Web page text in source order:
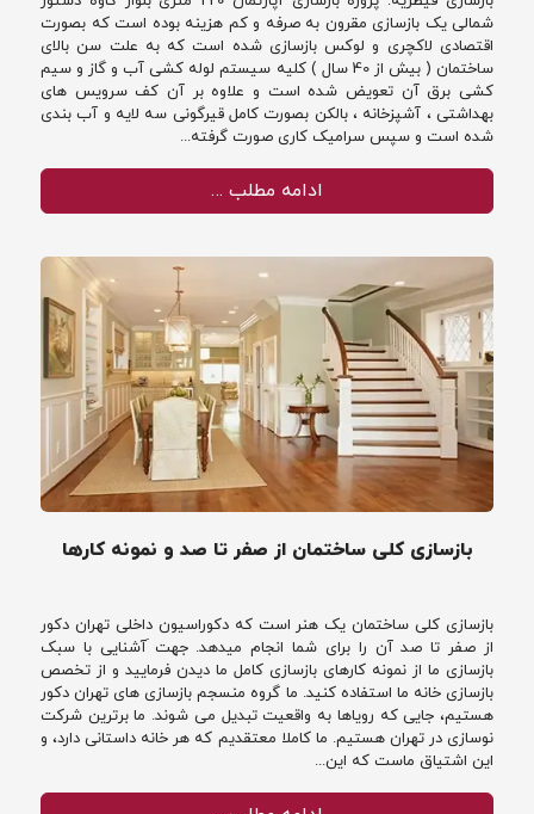
شمالی یک بازسازی مقرون به صرفه و کم هزینه بوده است که بصورت
اقتصادی لاکچری و لوکس بازسازی شده است که به علت سن بالای
ساختمان ( بیش از 40 سال ) کلیه سیستم لوله کشی آب و گاز و سیم
کشی برق آن تعویض شده است و علاوه بر آن کف سرویس های
بهداشتی ، آشپزخانه ، بالکن بصورت کامل قیرگونی سه لایه و آب بندی
شده است و سپس سرامیک کاری صورت گرفته...
ادامه مطلب …
بازسازی کلی ساختمان از صفر تا صد و نمونه کارها
بازسازی کلی ساختمان یک هنر است که دکوراسیون داخلی تهران دکور
از صفر تا صد آن را برای شما انجام میدهد. جهت َآشنایی با سبک
بازسازی ما از نمونه کارهای بازسازی کامل ما دیدن فرمایید و از تخصص
بازسازی خانه ما استفاده کنید. ما گروه منسجم بازسازی های تهران دکور
هستیم، جایی که رویاها به واقعیت تبدیل می شوند. ما برترین شرکت
نوسازی در تهران هستیم. ما کاملا معتقدیم که هر خانه داستانی دارد، و
این اشتیاق ماست که این...